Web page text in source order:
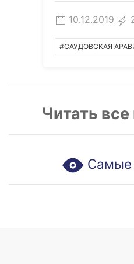
10.12.2019
#САУДОВСКАЯ
Читать
Самые